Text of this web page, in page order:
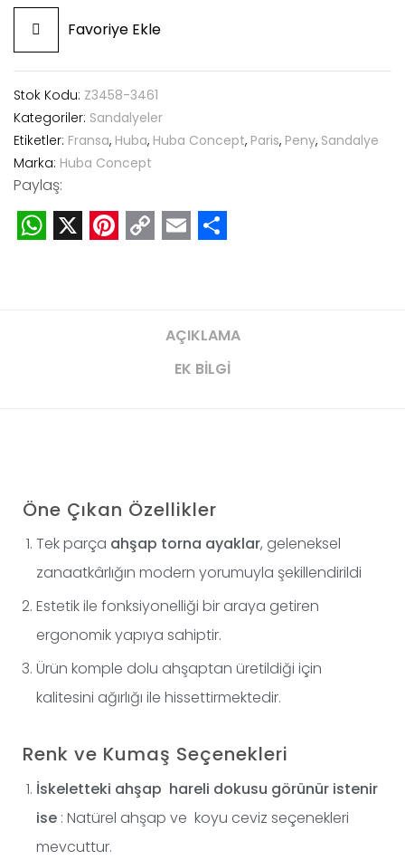
Favoriye Ekle
Stok Kodu: Z3458-3461
Kategoriler: Sandalyeler
Etiketler: Fransa, Huba, Huba Concept, Paris, Peny, Sandalye
Marka: Huba Concept
Paylaş:
WhatsApp
X Pinterest
Copy
EmailShare
AÇIKLAMA
EK BILGI
Öne Çıkan Özellikler
Tek parça ahşap torna ayaklar, geleneksel
zanaatkârlığın modern yorumuyla şekillendirildi
Estetik ile fonksiyonelliği bir araya getiren
ergonomik yapıya sahiptir.
Ürün komple dolu ahşaptan üretildiği için
kalitesini ağırlığı ile hissettirmektedir.
Renk ve Kumaş Seçenekleri
İskeletteki ahşap hareli dokusu görünür istenir
ise : Natürel ahşap ve koyu ceviz seçenekleri
mevcuttur.